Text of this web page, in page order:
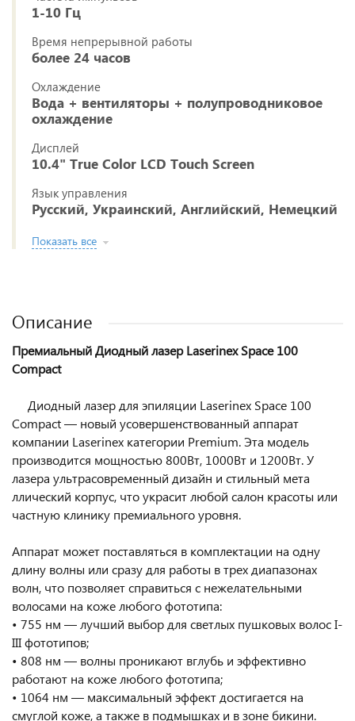
1-10 Гц
Время непрерывной работы
более 24 часов
Охлаждение
Вода + вентиляторы + полупроводниковое
охлаждение
Дисплей
10.4" True Color LCD Touch Screen
Язык управления
Русский, Украинский, Английский, Немецкий
Показать все
Описание
Премиальный Диодный лазер Laserinex Space 100
Compact
Диодный лазер для эпиляции Laserinex Space 100
Compact — новый усовершенствованный аппарат
компании Laserinex категории Premium. Эта модель
производится мощностью 800Вт, 1000Вт и 1200Вт. У
лазера ультрасовременный дизайн и стильный мета
ллический корпус, что украсит любой салон красоты или
частную клинику премиального уровня.
Аппарат может поставляться в комплектации на одну
длину волны или сразу для работы в трех диапазонах
волн, что позволяет справиться с нежелательными
волосами на коже любого фототипа:
• 755 нм — лучший выбор для светлых пушковых волос І-
ІІІ фототипов;
• 808 нм — волны проникают вглубь и эффективно
работают на коже любого фототипа;
• 1064 нм — максимальный эффект достигается на
смуглой коже, а также в подмышках и в зоне бикини.